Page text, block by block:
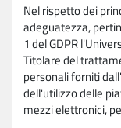
Nel rispetto dei
adeguatezza,
1 del GDPR
Titolare del
personali forniti
dell'utilizzo delle
mezzi elettronici,